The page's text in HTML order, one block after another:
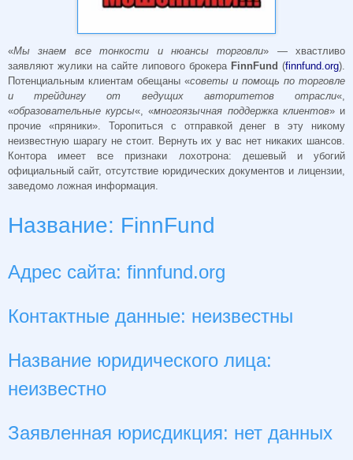
«Мы знаем все тонкости и нюансы торговли» — хвастливо
заявляют жулики на сайте липового брокера FinnFund (finnfund.org).
Потенциальным клиентам обещаны «cоветы и помощь по торговле
и трейдингу от ведущих авторитетов отрасли«,
«образовательные курсы«, «многоязычная поддержка клиентов» и
прочие «пряники». Торопиться с отправкой денег в эту никому
неизвестную шарагу не стоит. Вернуть их у вас нет никаких шансов.
Контора имеет все признаки лохотрона: дешевый и убогий
официальный сайт, отсутствие юридических документов и лицензии,
заведомо ложная информация.
Название: FinnFund
Адрес сайта: finnfund.org
Контактные данные: неизвестны
Название юридического лица:
неизвестно
Заявленная юрисдикция: нет данных